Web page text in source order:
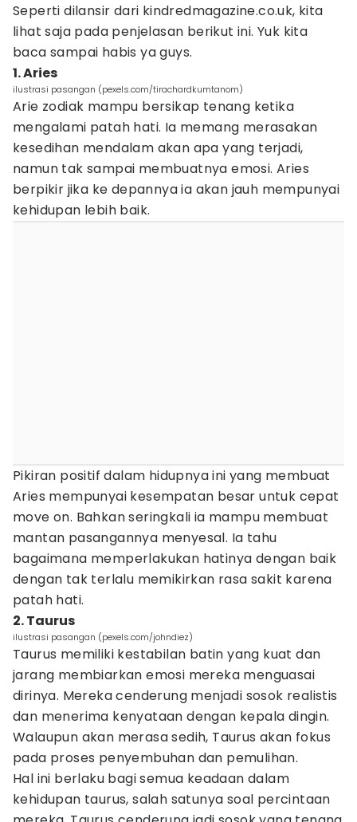
Seperti dilansir dari kindredmagazine.co.uk, kita
lihat saja pada penjelasan berikut ini. Yuk kita
baca sampai habis ya guys.
1. Aries
ilustrasi pasangan (pexels.com/tirachardkumtanom)
Arie zodiak mampu bersikap tenang ketika
mengalami patah hati. Ia memang merasakan
kesedihan mendalam akan apa yang terjadi,
namun tak sampai membuatnya emosi. Aries
berpikir jika ke depannya ia akan jauh mempunyai
kehidupan lebih baik.
Pikiran positif dalam hidupnya ini yang membuat
Aries mempunyai kesempatan besar untuk cepat
move on. Bahkan seringkali ia mampu membuat
mantan pasangannya menyesal. Ia tahu
bagaimana memperlakukan hatinya dengan baik
dengan tak terlalu memikirkan rasa sakit karena
patah hati.
2. Taurus
ilustrasi pasangan (pexels.com/johndiez)
Taurus memiliki kestabilan batin yang kuat dan
jarang membiarkan emosi mereka menguasai
dirinya. Mereka cenderung menjadi sosok realistis
dan menerima kenyataan dengan kepala dingin.
Walaupun akan merasa sedih, Taurus akan fokus
pada proses penyembuhan dan pemulihan.
Hal ini berlaku bagi semua keadaan dalam
kehidupan taurus, salah satunya soal percintaan